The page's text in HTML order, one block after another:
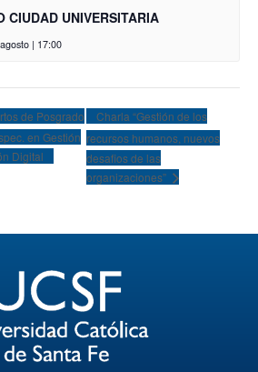
CIUDAD UNIVERSITARIA
| 17:00
de Posgrado
en Gestión
Digital
Charla “Gestión de los
recursos humanos, nuevos
desafios de las
organizaciones”